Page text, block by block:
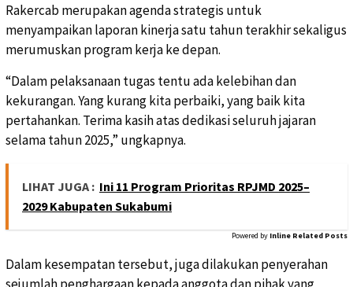
Rakercab merupakan agenda strategis untuk
menyampaikan laporan kinerja satu tahun terakhir sekaligus
merumuskan program kerja ke depan.
“Dalam pelaksanaan tugas tentu ada kelebihan dan
kekurangan. Yang kurang kita perbaiki, yang baik kita
pertahankan. Terima kasih atas dedikasi seluruh jajaran
selama tahun 2025,” ungkapnya.
LIHAT JUGA : Ini 11 Program Prioritas RPJMD 2025–
2029 Kabupaten Sukabumi
Powered by Inline Related Posts
Dalam kesempatan tersebut, juga dilakukan penyerahan